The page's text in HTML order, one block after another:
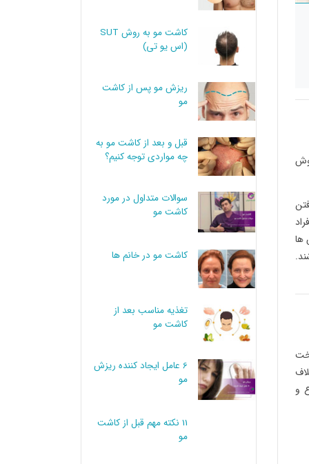
ها
و
کاشت مو به روش SUT
(اس یو تی)
ریزش مو پس از کاشت
مو
قبل و بعد از کاشت مو به
چه مواردی توجه کنیم؟
سوالات متداول در مورد
کاشت مو
کاشت مو در خانم ها
تغذیه مناسب بعد از
کاشت مو
6 عامل ایجاد کننده ریزش
مو
11 نکته مهم قبل از کاشت
مو